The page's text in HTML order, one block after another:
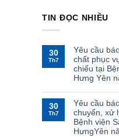
TIN ĐỌC NHIỀU
30
Th7
Yêu cầu
chất phục
chiếu tại
Hưng Yên
30
Th7
Yêu cầu
chuyển, xử
Bệnh viện
HưngYên